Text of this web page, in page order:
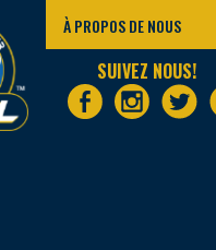
À PROPOS DE NOUS
SUIVEZ NOUS!